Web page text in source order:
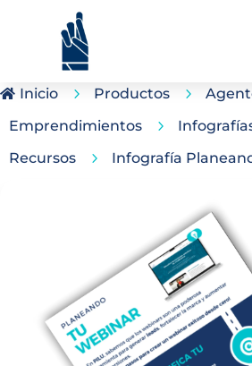
 Inicio 5 Productos 5
Emprendimientos 5
Recursos 5 Infografía